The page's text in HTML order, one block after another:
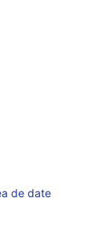
de date